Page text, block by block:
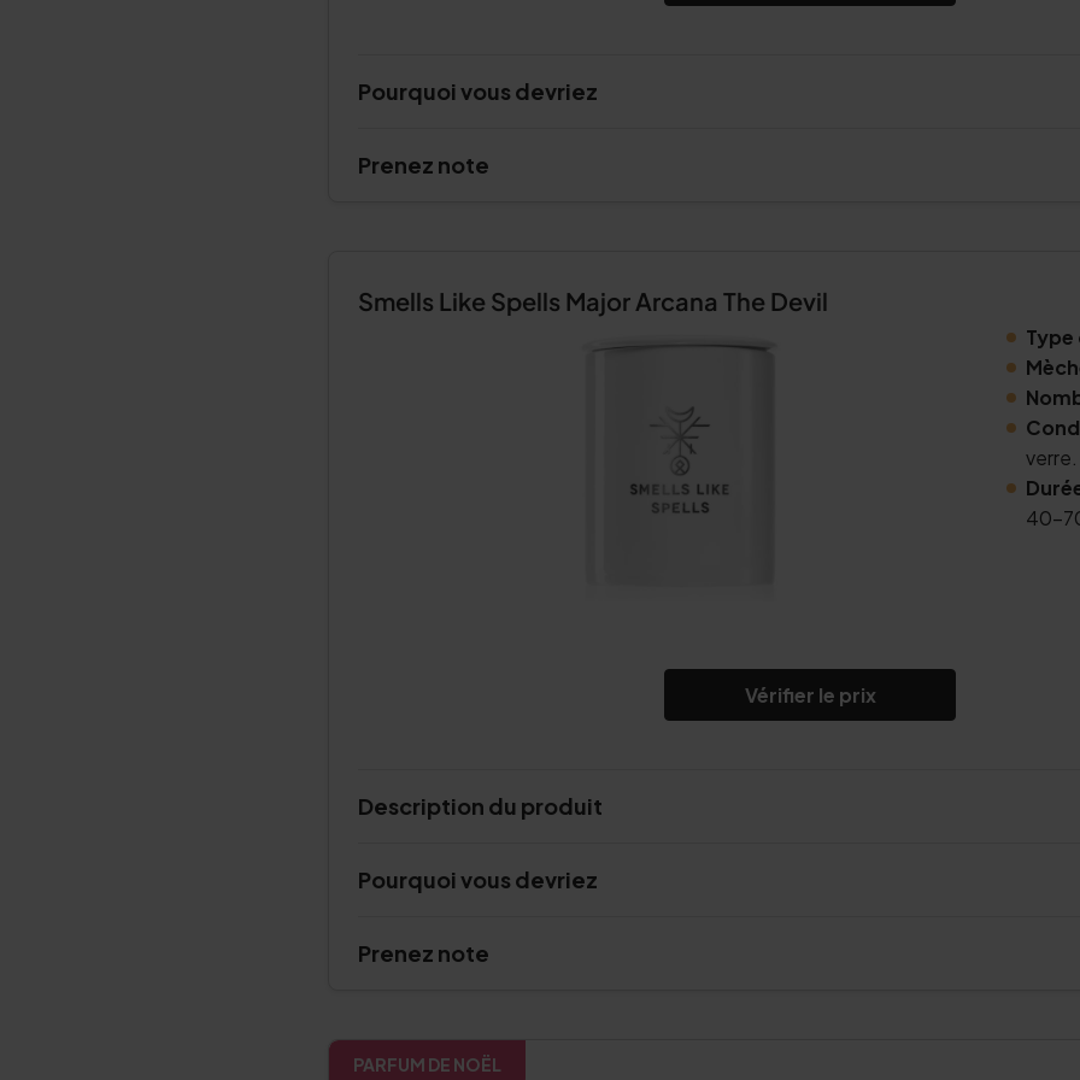
Pourquoi vous devriez
Prenez note
Smells Like Spells Major Arcana The Devil
verre.
40-
Vérifier le prix
Description du produit
Pourquoi vous devriez
Prenez note
PARFUM DE NOËL